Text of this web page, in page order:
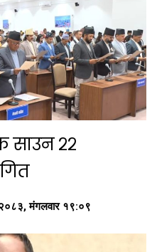
साउन २२
मंगलवार १९:०९